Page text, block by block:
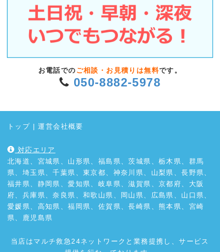
お電話での ご相談・お見積りは無料です。
050-8882-5978
トップ |運営会社概要
対応エリア
北海道、宮城県、山形県、福島県、茨城県、栃木県、群馬
県、埼玉県、千葉県、東京都、神奈川県、山梨県、長野県、
福井県、静岡県、愛知県、岐阜県、滋賀県、京都府、大阪
府、兵庫県、奈良県、和歌山県、岡山県、広島県、山口県、
愛媛県、高知県、福岡県、佐賀県、長崎県、熊本県、宮崎
県、鹿児島県
当店はマルチ救急24ネットワークと業務提携し、サービス